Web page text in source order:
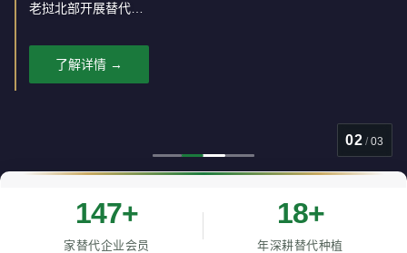
老挝北部开展替代种
了解详情 →
02 / 03
147+
家替代企业会员
18+
年深耕替代种植